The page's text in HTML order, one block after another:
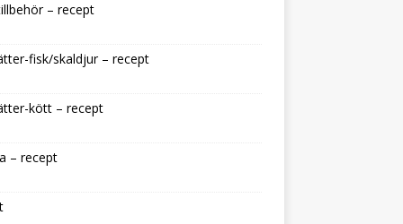
– recept
fisk/skaldjur – recept
kött – recept
– recept